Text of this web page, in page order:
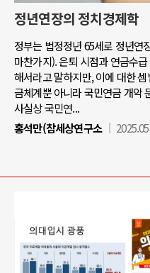
정년연장의 정치경제학
정부는 법정정년 65세로 정년연
마찬가지). 은퇴 시점과 연금수
해서라고 말하지만, 이에 대한
금체계뿐 아니라 국민연금 개악
사실상 국민연...
홍석만(참세상연구소